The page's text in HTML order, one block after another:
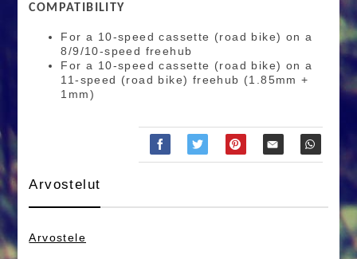
COMPATIBILITY
For a 10-speed cassette (road bike) on a
8/9/10-speed freehub
For a 10-speed cassette (road bike) on a
11-speed (road bike) freehub (1.85mm +
1mm)
Arvostelut
Arvostele